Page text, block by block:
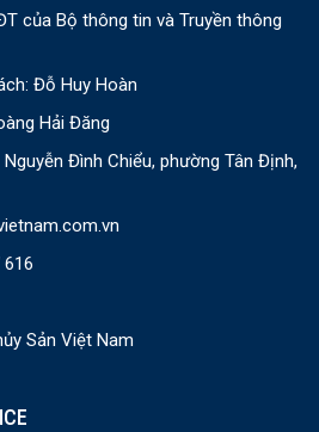
của Bộ thông tin và Truyền thông
Đỗ Huy Hoàn
Hải Đăng
Đình Chiểu, phường Tân Định,
616
Sản Việt Nam